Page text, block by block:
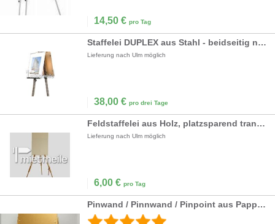
14,50 € pro Tag
Staffelei DUPLEX aus Stahl - beidseitig nutzbar
Lieferung nach Ulm möglich
38,00 € pro drei Tage
Feldstaffelei aus Holz, platzsparend transportabel
Lieferung nach Ulm möglich
6,00 € pro Tag
Pinwand / Pinnwand / Pinpoint aus Pappe Papptafel